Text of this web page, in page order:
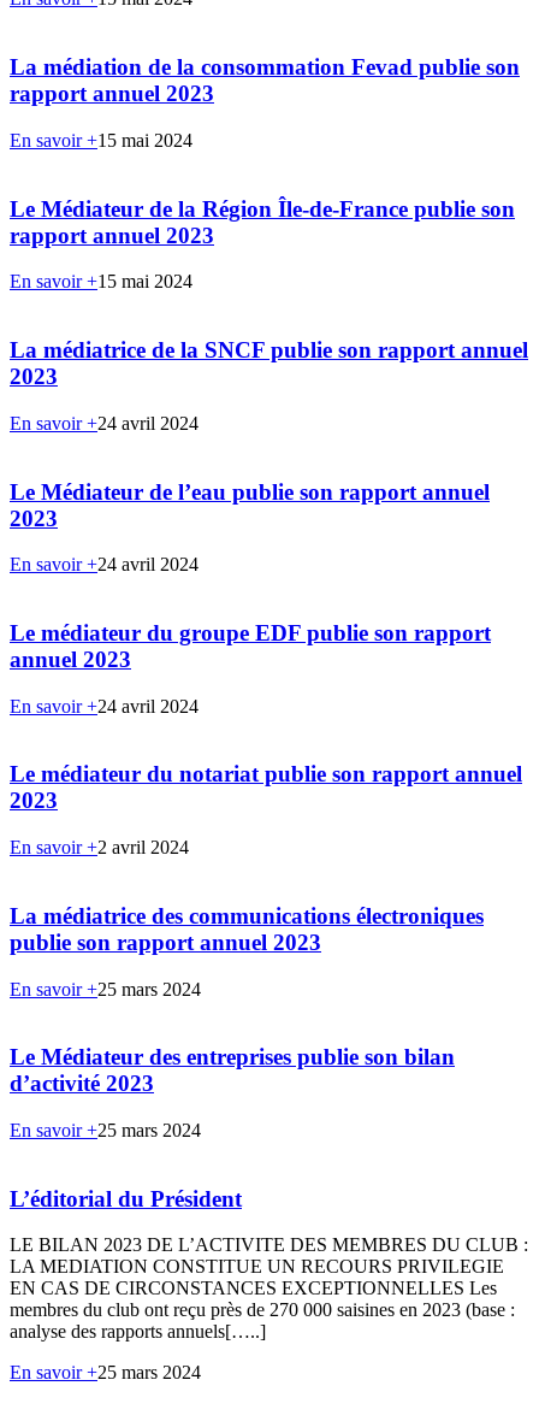
La médiation de la consommation Fevad publie son
rapport annuel 2023
En savoir +15 mai 2024
Le Médiateur de la Région Île-de-France publie son
rapport annuel 2023
En savoir +15 mai 2024
La médiatrice de la SNCF publie son rapport annuel
2023
En savoir +24 avril 2024
Le Médiateur de l’eau publie son rapport annuel
2023
En savoir +24 avril 2024
Le médiateur du groupe EDF publie son rapport
annuel 2023
En savoir +24 avril 2024
Le médiateur du notariat publie son rapport annuel
2023
En savoir +2 avril 2024
La médiatrice des communications électroniques
publie son rapport annuel 2023
En savoir +25 mars 2024
Le Médiateur des entreprises publie son bilan
d’activité 2023
En savoir +25 mars 2024
L’éditorial du Président
LE BILAN 2023 DE L’ACTIVITE DES MEMBRES DU CLUB :
LA MEDIATION CONSTITUE UN RECOURS PRIVILEGIE
EN CAS DE CIRCONSTANCES EXCEPTIONNELLES Les
membres du club ont reçu près de 270 000 saisines en 2023 (base :
analyse des rapports annuels[…..]
En savoir +25 mars 2024